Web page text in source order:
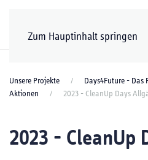
Zum Hauptinhalt springen
Unsere Projekte
Days4Future - Das
Aktionen
2023 - CleanUp Days
2023 - CleanUp